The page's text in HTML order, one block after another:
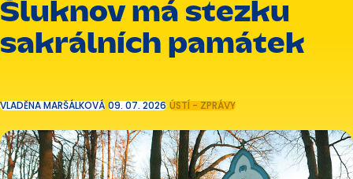
Šluknov má stezku
sakrálních památek
VLADĚNA MARŠÁLKOVÁ 09. 07. 2026 ÚSTÍ - ZPRÁVY